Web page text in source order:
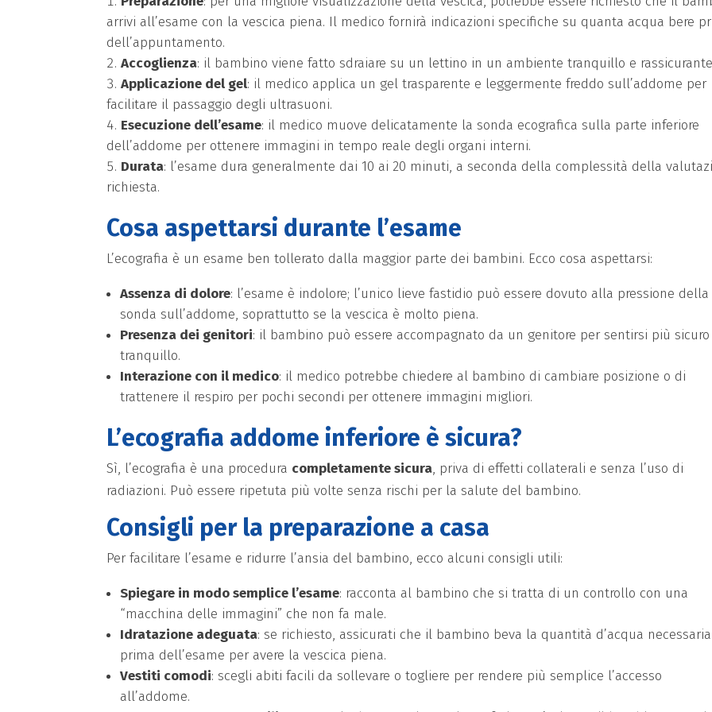
arrivi all’esame con la vescica piena. Il medico fornirà indicazioni specifiche su quanta acqua bere
dell’appuntamento.
Accoglienza: il bambino viene fatto sdraiare su un lettino in un ambiente tranquillo e
Applicazione del gel: il medico applica un gel trasparente e leggermente freddo sull’addome per
facilitare il passaggio degli ultrasuoni.
Esecuzione dell’esame: il medico muove delicatamente la sonda ecografica sulla parte inferiore
dell’addome per ottenere immagini in tempo reale degli organi interni.
Durata: l’esame dura generalmente dai 10 ai 20 minuti, a seconda della complessità della
richiesta.
Cosa aspettarsi durante l’esame
L’ecografia è un esame ben tollerato dalla maggior parte dei bambini. Ecco cosa aspettarsi:
Assenza di dolore: l’esame è indolore; l’unico lieve fastidio può essere dovuto alla pressione della
sonda sull’addome, soprattutto se la vescica è molto piena.
Presenza dei genitori: il bambino può essere accompagnato da un genitore per sentirsi più sicuro
tranquillo.
Interazione con il medico: il medico potrebbe chiedere al bambino di cambiare posizione o di
trattenere il respiro per pochi secondi per ottenere immagini migliori.
L’ecografia addome inferiore è sicura?
Sì, l’ecografia è una procedura completamente sicura, priva di effetti collaterali e senza l’uso di
radiazioni. Può essere ripetuta più volte senza rischi per la salute del bambino.
Consigli per la preparazione a casa
Per facilitare l’esame e ridurre l’ansia del bambino, ecco alcuni consigli utili:
Spiegare in modo semplice l’esame: racconta al bambino che si tratta di un controllo con una
“macchina delle immagini” che non fa male.
Idratazione adeguata: se richiesto, assicurati che il bambino beva la quantità d’acqua necessaria
prima dell’esame per avere la vescica piena.
Vestiti comodi: scegli abiti facili da sollevare o togliere per rendere più semplice l’accesso
all’addome.